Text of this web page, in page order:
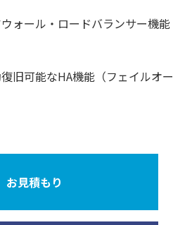
ォール・ロードバランサー機能
旧可能なHA機能（フェイルオー
お見積もり